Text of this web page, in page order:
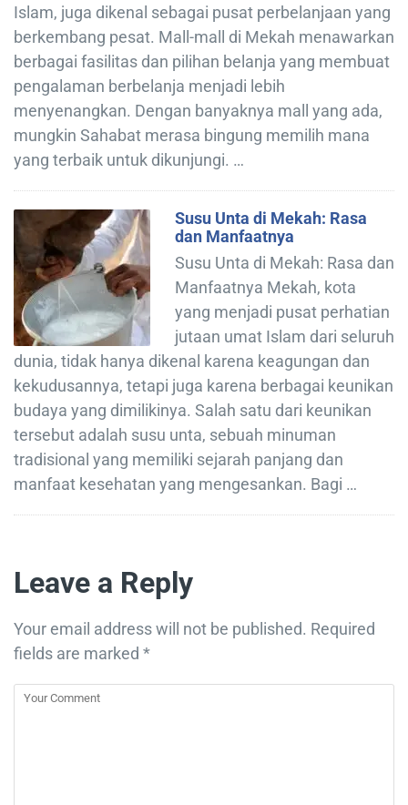
Islam, juga dikenal sebagai pusat perbelanjaan yang
berkembang pesat. Mall-mall di Mekah menawarkan
berbagai fasilitas dan pilihan belanja yang membuat
pengalaman berbelanja menjadi lebih
menyenangkan. Dengan banyaknya mall yang ada,
mungkin Sahabat merasa bingung memilih mana
yang terbaik untuk dikunjungi. …
Susu Unta di Mekah: Rasa
dan Manfaatnya
Susu Unta di Mekah: Rasa dan
Manfaatnya Mekah, kota
yang menjadi pusat perhatian
jutaan umat Islam dari seluruh
dunia, tidak hanya dikenal karena keagungan dan
kekudusannya, tetapi juga karena berbagai keunikan
budaya yang dimilikinya. Salah satu dari keunikan
tersebut adalah susu unta, sebuah minuman
tradisional yang memiliki sejarah panjang dan
manfaat kesehatan yang mengesankan. Bagi …
Leave a Reply
Your email address will not be published. Required
fields are marked *